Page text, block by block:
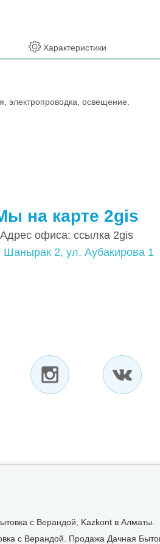
Характеристики
электропроводка, освещение.
на карте 2gis
Адрес офиса: ссылка 2gis
Шанырак 2, ул. Аубакирова 1
с Верандой, Kazkont в Алматы.
с Верандой. Продажа Дачная